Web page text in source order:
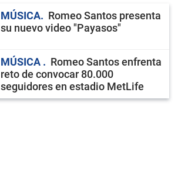
MÚSICA
Romeo Santos presenta
su nuevo video "Payasos"
MÚSICA
Romeo Santos enfrenta
reto de convocar 80.000
seguidores en estadio MetLife